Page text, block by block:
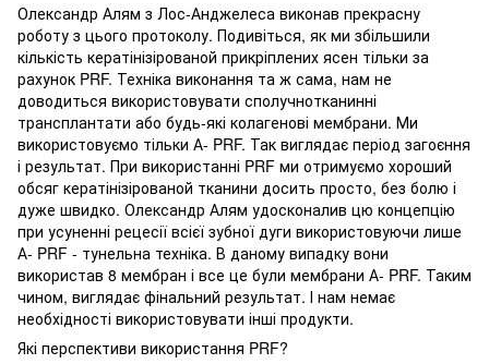
Олександр Алям з Лос-Анджелеса виконав прекрасну
роботу з цього протоколу. Подивіться, як ми збільшили
кількість кератінізірованой прикріплених ясен тільки за
рахунок PRF. Техніка виконання та ж сама, нам не
доводиться використовувати сполучнотканинні
трансплантати або будь-які колагенові мембрани. Ми
використовуємо тільки А- PRF. Так виглядає період загоєння
і результат. При використанні PRF ми отримуємо хороший
обсяг кератінізірованой тканини досить просто, без болю і
дуже швидко. Олександр Алям удосконалив цю концепцію
при усуненні рецесії всієї зубної дуги використовуючи лише
А- PRF - тунельна техніка. В даному випадку вони
використав 8 мембран і все це були мембрани А- PRF. Таким
чином, виглядає фінальний результат. І нам немає
необхідності використовувати інші продукти.
Які перспективи використання PRF?